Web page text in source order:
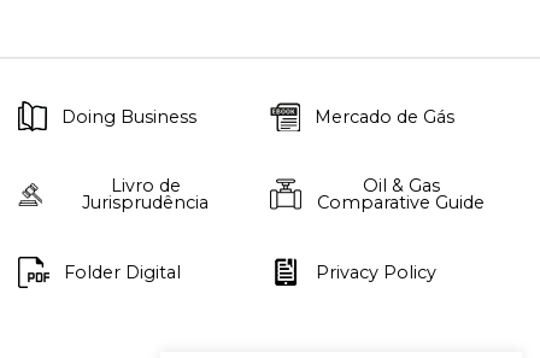
Doing Business Mercado de Gás
Livro de
Jurisprudência
Oil & Gas
Comparative Guide
Folder Digital Privacy Policy